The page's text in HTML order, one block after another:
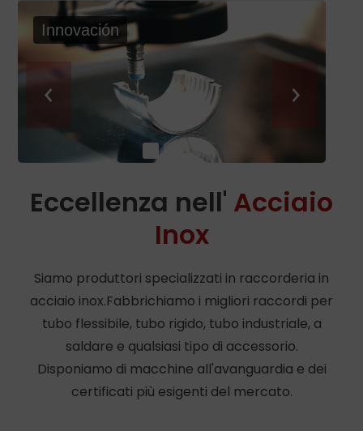
Innovación
Eccellenza nell' Acciaio
Inox
Siamo produttori specializzati in raccorderia in
acciaio inox.Fabbrichiamo i migliori raccordi per
tubo flessibile, tubo rigido, tubo industriale, a
saldare e qualsiasi tipo di accessorio.
Disponiamo di macchine all'avanguardia e dei
certificati più esigenti del mercato.